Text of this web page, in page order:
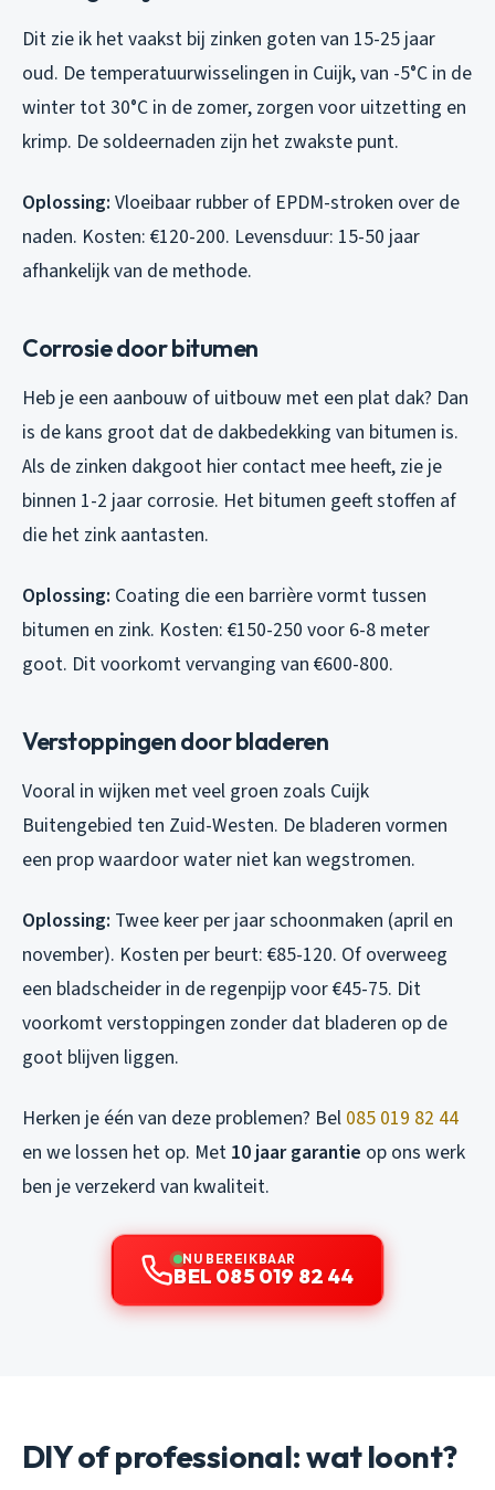
Dit zie ik het vaakst bij zinken goten van 15-25 jaar
oud. De temperatuurwisselingen in Cuijk, van -5°C in de
winter tot 30°C in de zomer, zorgen voor uitzetting en
krimp. De soldeernaden zijn het zwakste punt.
Oplossing: Vloeibaar rubber of EPDM-stroken over de
naden. Kosten: €120-200. Levensduur: 15-50 jaar
afhankelijk van de methode.
Corrosie door bitumen
Heb je een aanbouw of uitbouw met een plat dak? Dan
is de kans groot dat de dakbedekking van bitumen is.
Als de zinken dakgoot hier contact mee heeft, zie je
binnen 1-2 jaar corrosie. Het bitumen geeft stoffen af
die het zink aantasten.
Oplossing: Coating die een barrière vormt tussen
bitumen en zink. Kosten: €150-250 voor 6-8 meter
goot. Dit voorkomt vervanging van €600-800.
Verstoppingen door bladeren
Vooral in wijken met veel groen zoals Cuijk
Buitengebied ten Zuid-Westen. De bladeren vormen
een prop waardoor water niet kan wegstromen.
Oplossing: Twee keer per jaar schoonmaken (april en
november). Kosten per beurt: €85-120. Of overweeg
een bladscheider in de regenpijp voor €45-75. Dit
voorkomt verstoppingen zonder dat bladeren op de
goot blijven liggen.
Herken je één van deze problemen? Bel 085 019 82 44
en we lossen het op. Met 10 jaar garantie op ons werk
ben je verzekerd van kwaliteit.
NU BEREIKBAAR
BEL 085 019 82 44
DIY of professional: wat loont?